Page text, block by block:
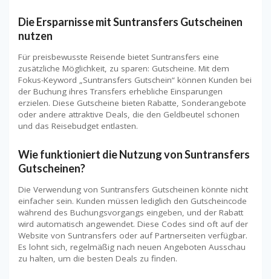
Die Ersparnisse mit Suntransfers Gutscheinen
nutzen
Für preisbewusste Reisende bietet Suntransfers eine
zusätzliche Möglichkeit, zu sparen: Gutscheine. Mit dem
Fokus-Keyword „Suntransfers Gutschein“ können Kunden bei
der Buchung ihres Transfers erhebliche Einsparungen
erzielen. Diese Gutscheine bieten Rabatte, Sonderangebote
oder andere attraktive Deals, die den Geldbeutel schonen
und das Reisebudget entlasten.
Wie funktioniert die Nutzung von Suntransfers
Gutscheinen?
Die Verwendung von Suntransfers Gutscheinen könnte nicht
einfacher sein. Kunden müssen lediglich den Gutscheincode
während des Buchungsvorgangs eingeben, und der Rabatt
wird automatisch angewendet. Diese Codes sind oft auf der
Website von Suntransfers oder auf Partnerseiten verfügbar.
Es lohnt sich, regelmäßig nach neuen Angeboten Ausschau
zu halten, um die besten Deals zu finden.